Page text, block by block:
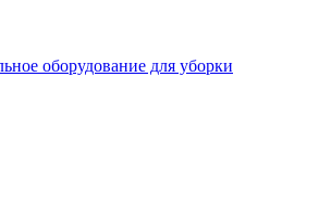
оборудование для уборки